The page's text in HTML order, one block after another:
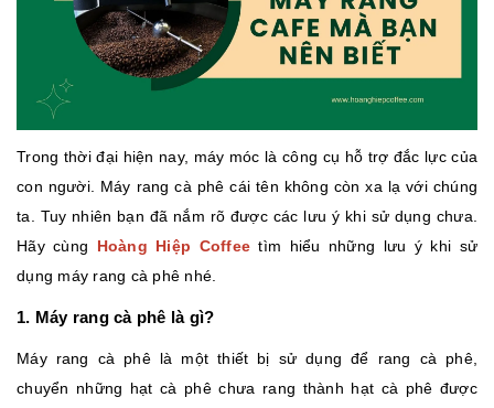
Trong thời đại hiện nay, máy móc là công cụ hỗ trợ đắc lực của
con người. Máy rang cà phê cái tên không còn xa lạ với chúng
ta. Tuy nhiên bạn đã nắm rõ được các lưu ý khi sử dụng chưa.
Hãy cùng Hoàng Hiệp Coffee tìm hiểu những lưu ý khi sử
dụng máy rang cà phê nhé.
1. Máy rang cà phê là gì?
Máy rang cà phê là một thiết bị sử dụng để rang cà phê,
chuyển những hạt cà phê chưa rang thành hạt cà phê được